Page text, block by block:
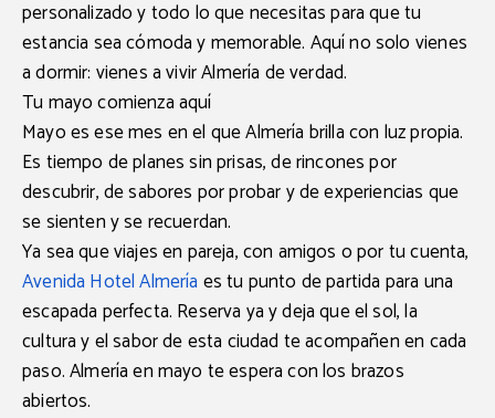
personalizado y todo lo que necesitas para que tu
estancia sea cómoda y memorable. Aquí no solo vienes
a dormir: vienes a vivir Almería de verdad.
Tu mayo comienza aquí
Mayo es ese mes en el que Almería brilla con luz propia.
Es tiempo de planes sin prisas, de rincones por
descubrir, de sabores por probar y de experiencias que
se sienten y se recuerdan.
Ya sea que viajes en pareja, con amigos o por tu cuenta,
Avenida Hotel Almería es tu punto de partida para una
escapada perfecta. Reserva yay deja que el sol, la
cultura y el sabor de esta ciudad te acompañen en cada
paso. Almería en mayo te espera con los brazos
abiertos.